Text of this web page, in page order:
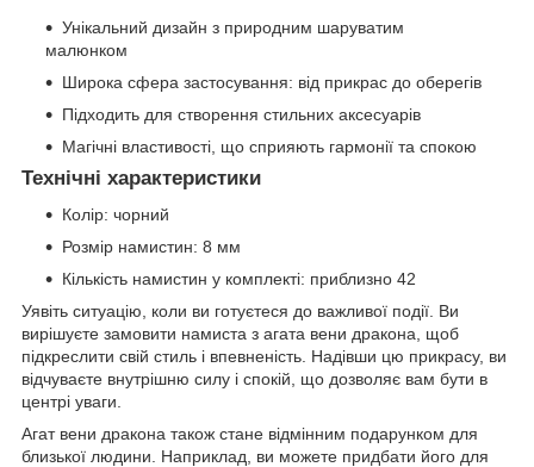
Унікальний дизайн з природним шаруватим
малюнком
Широка сфера застосування: від прикрас до оберегів
Підходить для створення стильних аксесуарів
Магічні властивості, що сприяють гармонії та спокою
Технічні характеристики
Колір: чорний
Розмір намистин: 8 мм
Кількість намистин у комплекті: приблизно 42
Уявіть ситуацію, коли ви готуєтеся до важливої події. Ви
вирішуєте замовити намиста з агата вени дракона, щоб
підкреслити свій стиль і впевненість. Надівши цю прикрасу, ви
відчуваєте внутрішню силу і спокій, що дозволяє вам бути в
центрі уваги.
Агат вени дракона також стане відмінним подарунком для
близької людини. Наприклад, ви можете придбати його для